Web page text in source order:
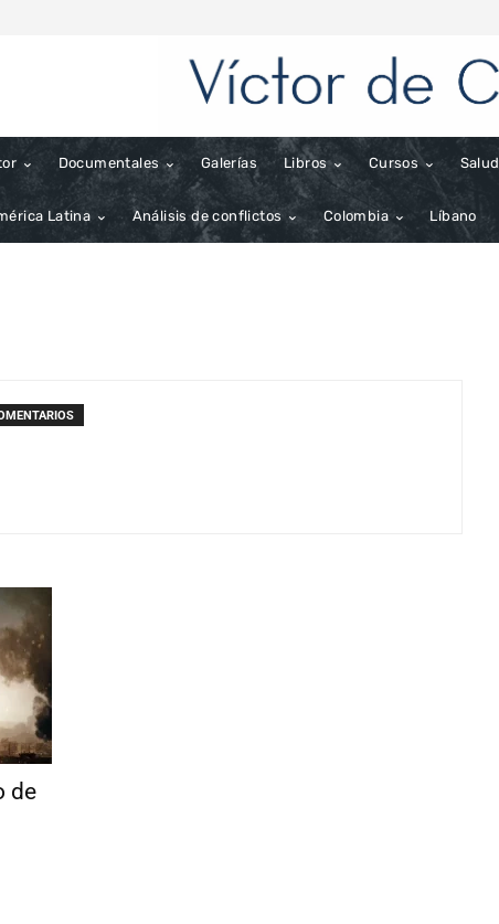
Documentales Galerías Libros Cursos Salud
Latina Análisis de conflictos Colombia Líbano
de